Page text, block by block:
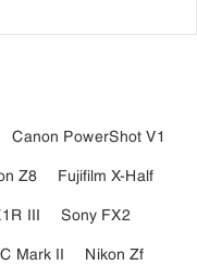
Canon PowerShot V1
Z8
Fujifilm X-Half
III
Sony FX2
Mark II
Nikon Zf